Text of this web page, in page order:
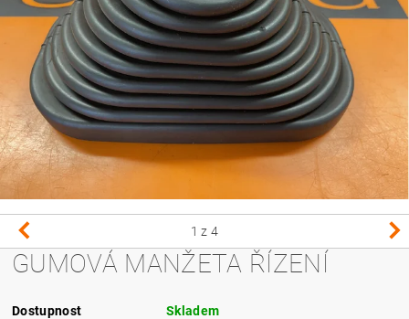
1 z 4
GUMOVÁ MANŽETA ŘÍZENÍ
Dostupnost Skladem